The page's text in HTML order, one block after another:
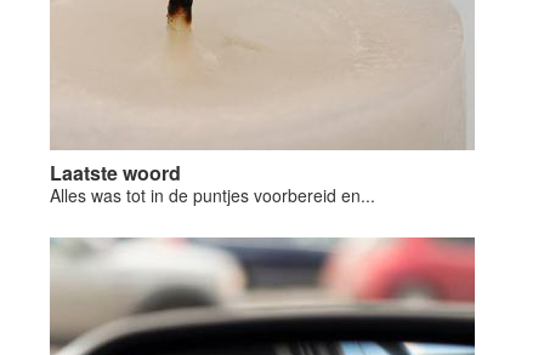
Laatste woord
Alles was tot in de puntjes voorbereid en...